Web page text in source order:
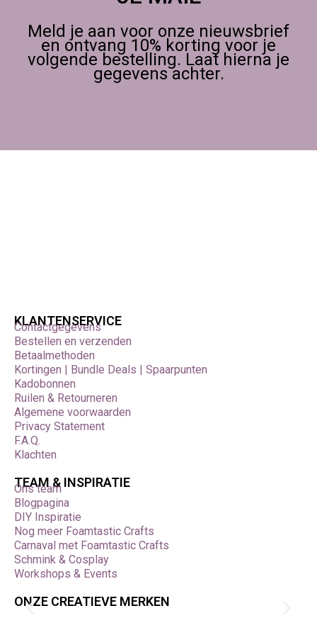
Meld je aan voor onze nieuwsbrief
en ontvang 10% korting voor je
volgende bestelling. Laat hierna je
gegevens achter.
KLANTENSERVICE
Contactgegevens
Bestellen en verzenden
Betaalmethoden
Kortingen | Bundle Deals | Spaarpunten
Kadobonnen
Ruilen & Retourneren
Algemene voorwaarden
Privacy Statement
F.A.Q.
Klachten
TEAM & INSPIRATIE
Ons team
Blogpagina
DIY Inspiratie
Nog meer Foamtastic Crafts
Carnaval met Foamtastic Crafts
Schmink & Cosplay
Workshops & Events
ONZE CREATIEVE MERKEN